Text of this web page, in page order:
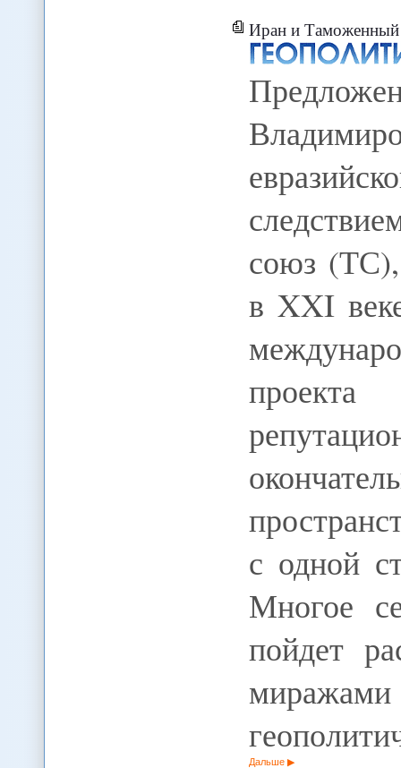
Иран и
союз (ТС),
в XXI
с одной
Многое
пойдет
Дальше